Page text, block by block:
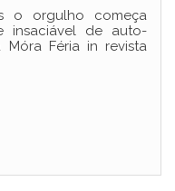
o orgulho começa
insaciável de auto-
Móra Féria in revista